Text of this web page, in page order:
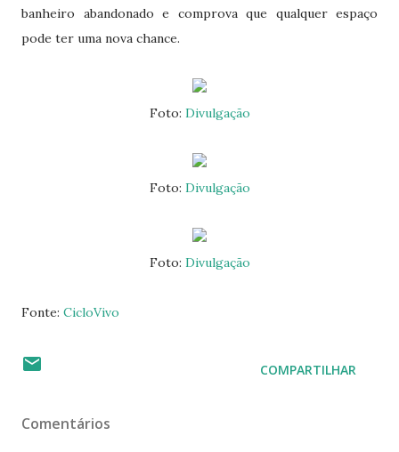
banheiro abandonado e comprova que qualquer espaço
pode ter uma nova chance.
Foto: Divulgação
Foto: Divulgação
Foto: Divulgação
Fonte: CicloVivo
COMPARTILHAR
Comentários